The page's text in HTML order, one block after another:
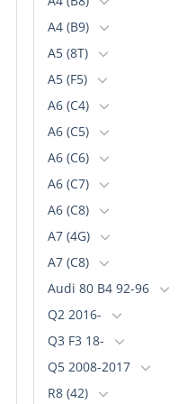
A4 (B9)
A5 (8T)
A5 (F5)
A6 (C4)
A6 (C5)
A6 (C6)
A6 (C7)
A6 (C8)
A7 (4G)
A7 (C8)
Audi 80 B4 92-96
Q2 2016-
Q3 F3 18-
Q5 2008-2017
R8 (42)